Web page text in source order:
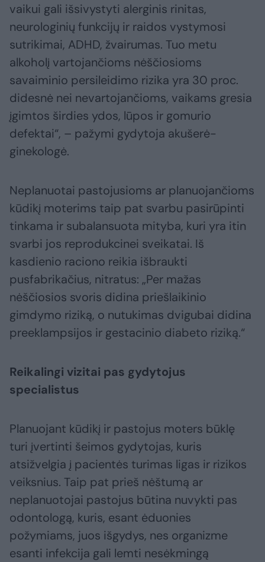
vaikui gali išsivystyti alerginis rinitas,
neurologinių funkcijų ir raidos vystymosi
sutrikimai, ADHD, žvairumas. Tuo metu
alkoholį vartojančioms nėščiosioms
savaiminio persileidimo rizika yra 30 proc.
didesnė nei nevartojančioms, vaikams gresia
įgimtos širdies ydos, lūpos ir gomurio
defektai“, – pažymi gydytoja akušerė-
ginekologė.
Neplanuotai pastojusioms ar planuojančioms
kūdikį moterims taip pat svarbu pasirūpinti
tinkama ir subalansuota mityba, kuri yra itin
svarbi jos reprodukcinei sveikatai. Iš
kasdienio raciono reikia išbraukti
pusfabrikačius, nitratus: „Per mažas
nėščiosios svoris didina priešlaikinio
gimdymo riziką, o nutukimas dvigubai didina
preeklampsijos ir gestacinio diabeto riziką.“
Reikalingi vizitai pas gydytojus
specialistus
Planuojant kūdikį ir pastojus moters būklę
turi įvertinti šeimos gydytojas, kuris
atsižvelgia į pacientės turimas ligas ir rizikos
veiksnius. Taip pat prieš nėštumą ar
neplanuotojai pastojus būtina nuvykti pas
odontologą, kuris, esant ėduonies
požymiams, juos išgydys, nes organizme
esanti infekcija gali lemti nesėkmingą